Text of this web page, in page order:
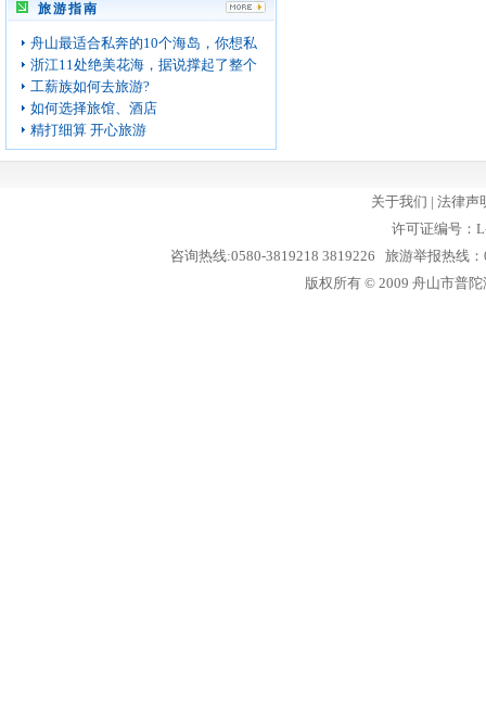
旅游指南
舟山最适合私奔的10个海岛，你想私
浙江11处绝美花海，据说撑起了整个
工薪族如何去旅游?
如何选择旅馆、酒店
精打细算 开心旅游
关于我们 | 法律声
许可证编号：
咨询热线:0580-3819218 3819226 旅游举报热线
版权所有 © 2009 舟山市普